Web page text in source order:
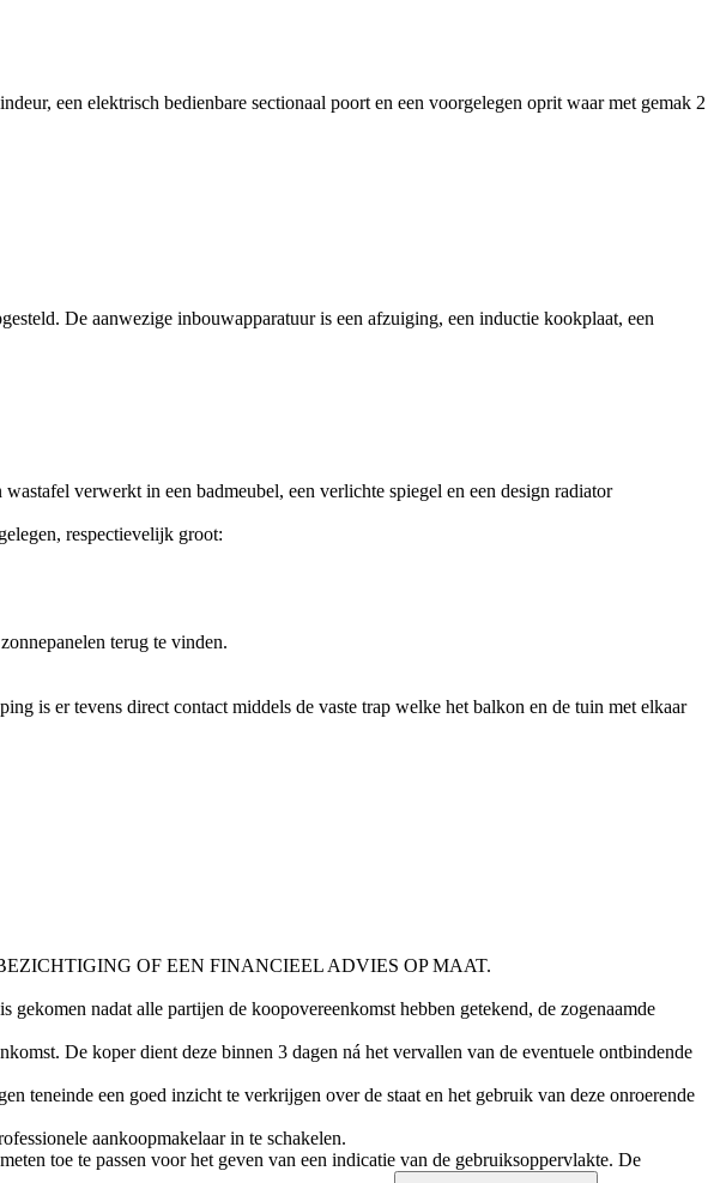
een elektrisch bedienbare sectionaal poort en een voorgelegen oprit waar met gemak 2
De aanwezige inbouwapparatuur is een afzuiging, een inductie kookplaat, een
verwerkt in een badmeubel, een verlichte spiegel en een design radiator
respectievelijk groot:
terug te vinden.
is er tevens direct contact middels de vaste trap welke het balkon en de tuin met elkaar
OF EEN FINANCIEEL ADVIES OP MAAT.
nadat alle partijen de koopovereenkomst hebben getekend, de zogenaamde
De koper dient deze binnen 3 dagen ná het vervallen van de eventuele ontbindende
teneinde een goed inzicht te verkrijgen over de staat en het gebruik van deze onroerende
aankoopmakelaar in te schakelen.
toe te passen voor het geven van een indicatie van de gebruiksoppervlakte. De